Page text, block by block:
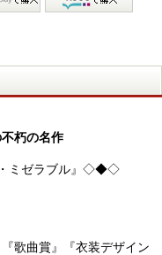
朽の名作
ミゼラブル』◇◆◇
歌曲賞』『衣装デザイン